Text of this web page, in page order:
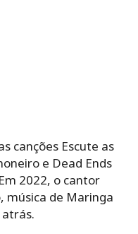
canções Escute as
e Dead Ends
2022, o cantor
música de Maringa